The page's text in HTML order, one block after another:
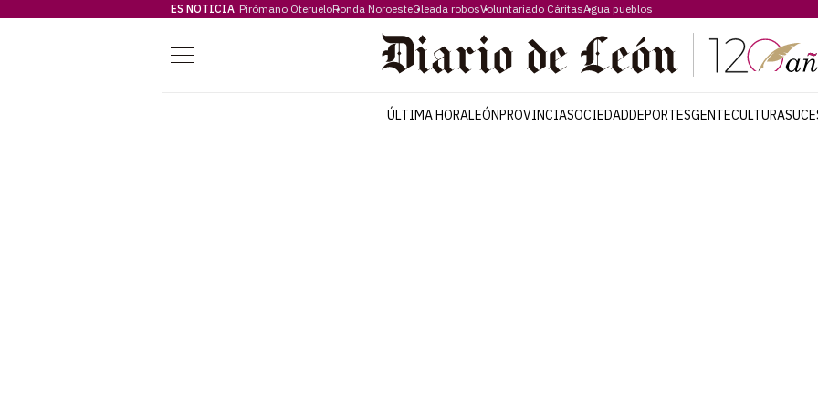
ES NOTICIA Pirómano OterueloRonda NoroesteOleada robosVoluntariado CáritasAgua pueblos
Menú
ÚLTIMA HORALEÓNPROVINCIASOCIEDADDEPORTESGENTECULTURA